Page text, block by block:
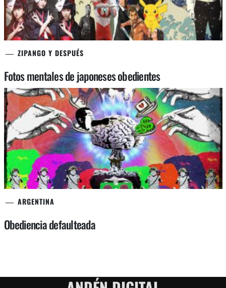
ZIPANGO Y DESPUÉS
Fotos mentales de japoneses obedientes
ARGENTINA
Obediencia defaulteada